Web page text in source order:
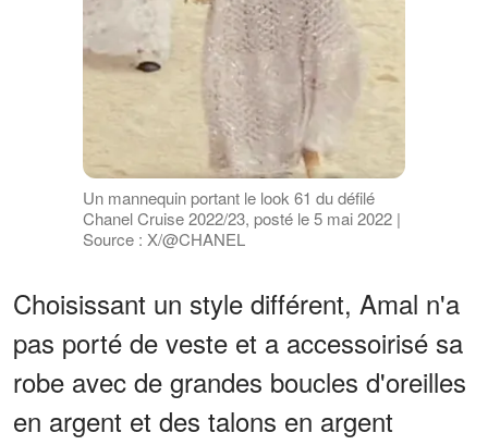
Un mannequin portant le look 61 du défilé
Chanel Cruise 2022/23, posté le 5 mai 2022 |
Source : X/@CHANEL
Choisissant un style différent, Amal n'a
pas porté de veste et a accessoirisé sa
robe avec de grandes boucles d'oreilles
en argent et des talons en argent